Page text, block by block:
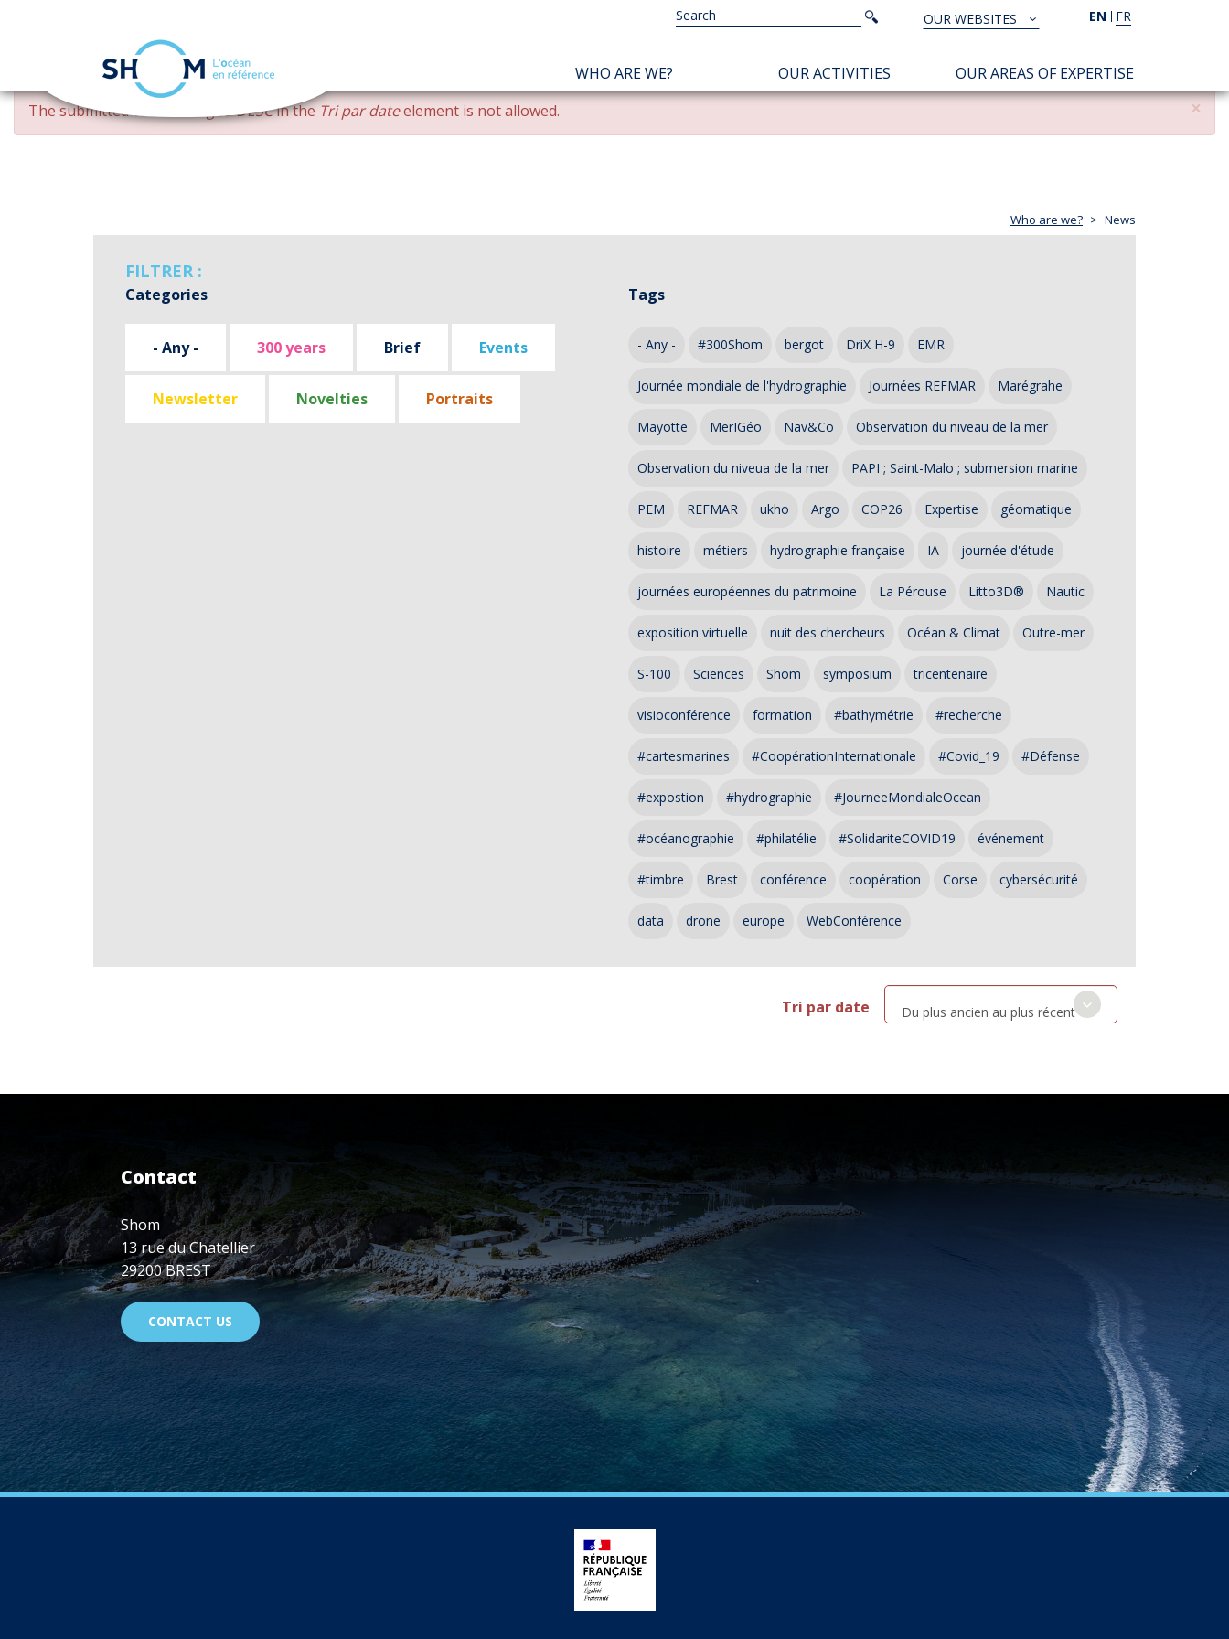
Skip
main
EN FR
TOUS
NOS
SITES
OUR WEBSITES
Search
Search
NAVIGATION
PRINCIPALE
WHO ARE WE? OUR ACTIVITIES OUR AREAS OF EXPERTISE
×
ERROR
MESSAGE
The submitted value changed DESCin theTri par dateelement is not allowed.
Who are we? News
FILTRER :
Categories
- Any - 300 years Brief Events
Newsletter Novelties Portraits
Tags
- Any - #300Shom bergot DriX H-9 EMR
Journée mondiale de l'hydrographie Journées REFMAR Marégrahe
Mayotte MerIGéo Nav&Co Observation du niveau de la mer
Observation du niveua de la mer PAPI ; Saint-Malo ; submersion marine
PEM REFMAR ukho Argo COP26 Expertise géomatique
histoire métiers hydrographie française IA journée d'étude
journées européennes du patrimoine La Pérouse Litto3D® Nautic
exposition virtuelle nuit des chercheurs Océan & Climat Outre-mer
S-100 Sciences Shom symposium tricentenaire
visioconférence formation #bathymétrie #recherche
#cartesmarines #CoopérationInternationale #Covid_19 #Défense
#expostion #hydrographie #JourneeMondialeOcean
#océanographie #philatélie #SolidariteCOVID19 événement
#timbre Brest conférence coopération Corse cybersécurité
data drone europe WebConférence
Tri par date Du plus ancien au plus récent
Contact
Shom
13 rue du Chatellier
29200 BREST
CONTACT US